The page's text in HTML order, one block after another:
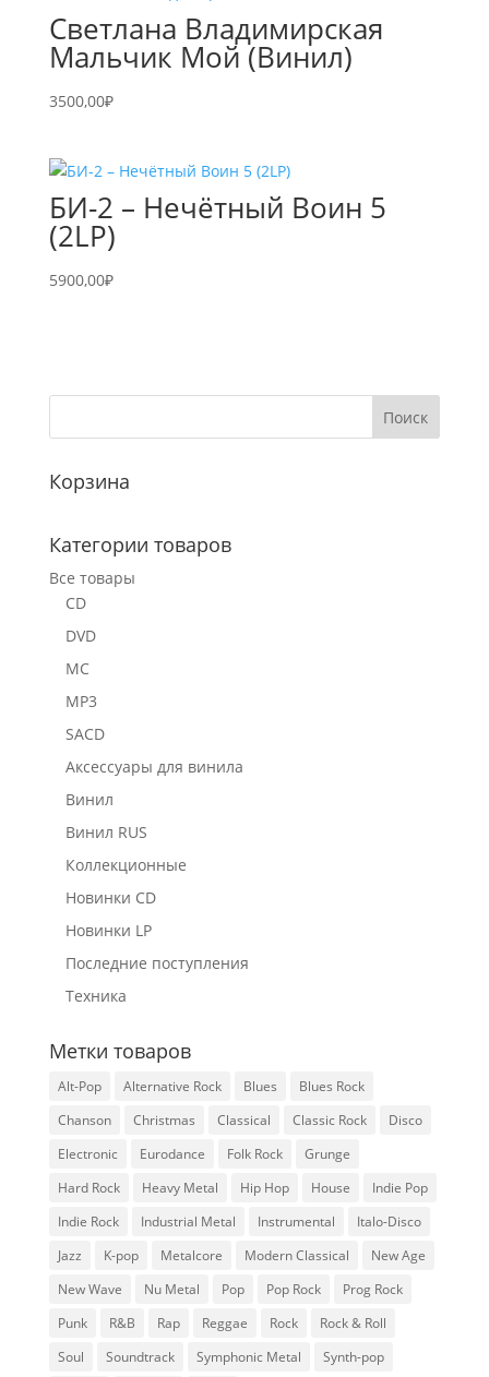
Светлана Владимирская
Мальчик Мой (Винил)
3500,00₽
БИ-2 – Нечётный Воин 5
(2LP)
5900,00₽
Корзина
Категории товаров
Все товары
CD
DVD
MC
MP3
SACD
Аксессуары для винила
Винил
Винил RUS
Коллекционные
Новинки CD
Новинки LP
Последние поступления
Техника
Метки товаров
Alt-Pop Alternative Rock Blues
Blues Rock
Chanson
Christmas Classical Classic Rock
Disco
Electronic
Eurodance Folk Rock
Grunge
Hard Rock
Heavy Metal Hip Hop House
Indie Pop
Indie Rock
Industrial Metal Instrumental
Italo-Disco
Jazz
K-pop Metalcore Modern Classical
New Age
New Wave
Nu Metal Pop Pop Rock
Prog Rock
Punk
R&B Rap Reggae Rock
Rock & Roll
Soul
Soundtrack Symphonic Metal Synth-pop